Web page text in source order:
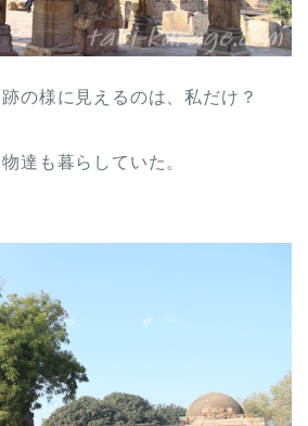
の様に見えるのは、私だけ？
達も暮らしていた。